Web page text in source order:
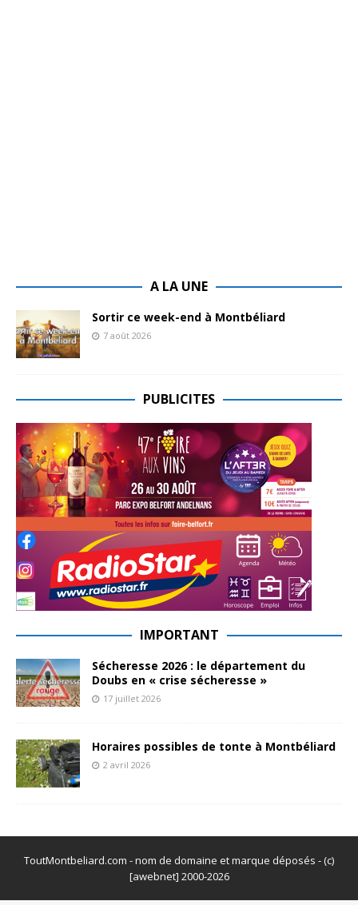
A LA UNE
Sortir ce week-end à Montbéliard
7 août 2026
PUBLICITES
IMPORTANT
Sécheresse 2026 : le département du
Doubs en « crise sécheresse »
17 juillet 2026
Horaires possibles de tonte à Montbéliard
2 avril 2026
ToutMontbeliard.com - nom de domaine et marque déposés - (c)
[awebnet] 2000-2026